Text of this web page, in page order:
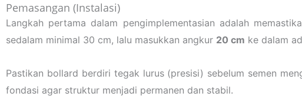
Pemasangan (Instalasi)
Langkah pertama dalam pengimplementasian adalah
sedalam minimal 30 cm, lalu masukkan angkur 20 cm ke dalam
Pastikan bollard berdiri tegak lurus (presisi) sebelum semen
fondasi agar struktur menjadi permanen dan stabil.